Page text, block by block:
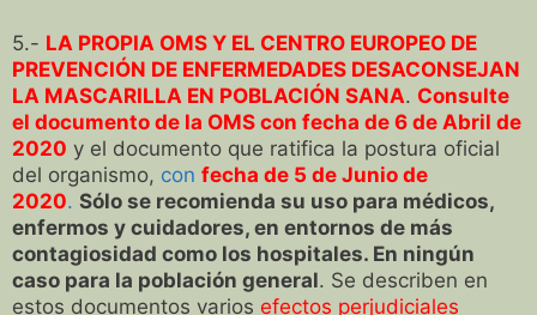
5.- LA PROPIA OMS Y EL CENTRO EUROPEO DE
PREVENCIÓN DE ENFERMEDADES DESACONSEJAN
LA MASCARILLA EN POBLACIÓN SANA. Consulte
el documento de la OMS con fecha de 6 de Abril de
2020 y el documento que ratifica la postura oficial
del organismo, con fecha de 5 de Junio de
2020. Sólo se recomienda su uso para médicos,
enfermos y cuidadores, en entornos de más
contagiosidad como los hospitales. En ningún
caso para la población general. Se describen en
estos documentos varios efectos perjudiciales